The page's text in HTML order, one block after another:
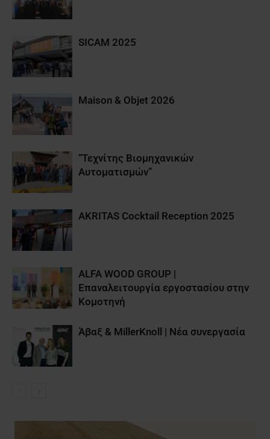
SICAM 2025
Maison & Objet 2026
“Τεχνίτης Βιομηχανικών
Αυτοματισμών”
AKRITAS Cocktail Reception 2025
ALFA WOOD GROUP |
Επαναλειτουργία εργοστασίου στην
Κομοτηνή
Άβαξ & MillerKnoll | Νέα συνεργασία